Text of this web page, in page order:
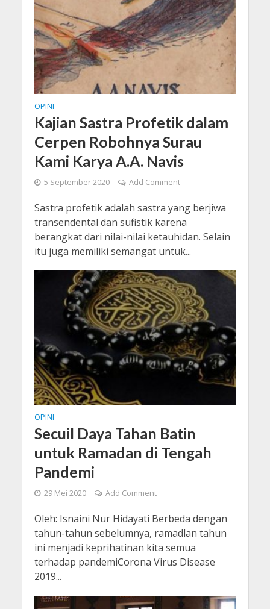
OPINI
Kajian Sastra Profetik dalam
Cerpen Robohnya Surau
Kami Karya A.A. Navis
5 September 2020 Add Comment
Sastra profetik adalah sastra yang berjiwa
transendental dan sufistik karena
berangkat dari nilai-nilai ketauhidan. Selain
itu juga memiliki semangat untuk...
OPINI
Secuil Daya Tahan Batin
untuk Ramadan di Tengah
Pandemi
29 Mei 2020 Add Comment
Oleh: Isnaini Nur Hidayati Berbeda dengan
tahun-tahun sebelumnya, ramadlan tahun
ini menjadi keprihatinan kita semua
terhadap pandemiCorona Virus Disease
2019...